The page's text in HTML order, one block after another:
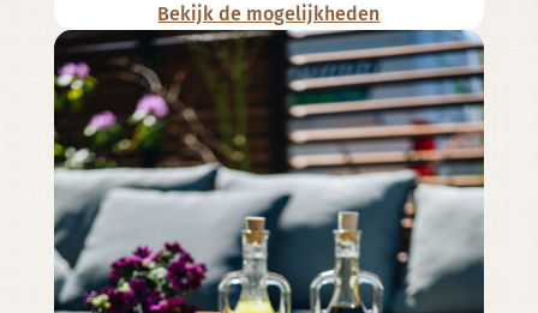
Bekijk de mogelijkheden